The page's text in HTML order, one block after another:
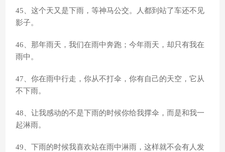
45、这个天又是下雨，等神马公交。人都到站了车还不见
影子。
46、那年雨天，我们在雨中奔跑；今年雨天，却只有我在
雨中。
47、你在雨中行走，你从不打伞，你有自己的天空，它从
不下雨。
48、让我感动的不是下雨的时候你给我撑伞，而是和我一
起淋雨。
49、下雨的时候我喜欢站在雨中淋雨，这样就不会有人发